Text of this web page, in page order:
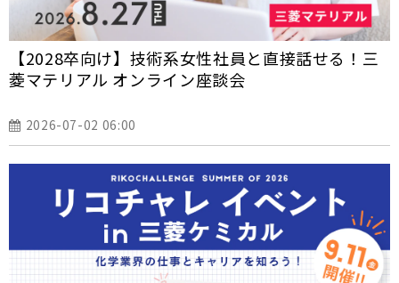
【2028卒向け】技術系女性社員と直接話せる！三
菱マテリアル オンライン座談会
2026-07-02 06:00